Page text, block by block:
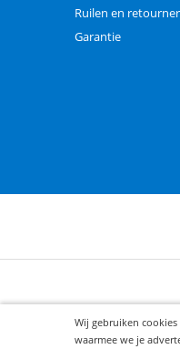
Ruilen en
Garantie
Wij gebruiken
waarmee we je